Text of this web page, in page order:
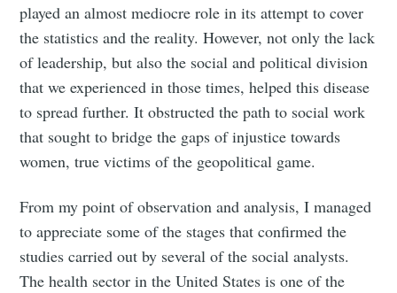
played an almost mediocre role in its attempt to cover
the statistics and the reality. However, not only the lack
of leadership, but also the social and political division
that we experienced in those times, helped this disease
to spread further. It obstructed the path to social work
that sought to bridge the gaps of injustice towards
women, true victims of the geopolitical game.
From my point of observation and analysis, I managed
to appreciate some of the stages that confirmed the
studies carried out by several of the social analysts.
The health sector in the United States is one of the